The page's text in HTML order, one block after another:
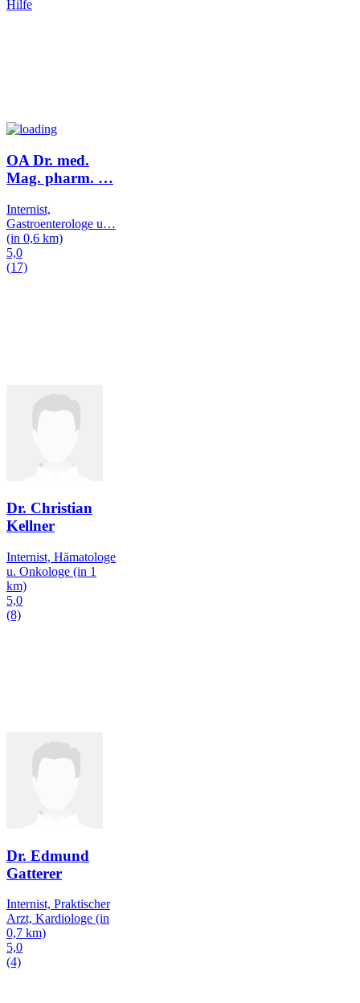
Hilfe
OA Dr. med.
Mag. pharm. …
Internist,
Gastroenterologe u…
(in 0,6 km)
5,0
(17)
Dr. Christian
Kellner
Internist, Hämatologe
u. Onkologe (in 1
km)
5,0
(8)
Dr. Edmund
Gatterer
Internist, Praktischer
Arzt, Kardiologe (in
0,7 km)
5,0
(4)